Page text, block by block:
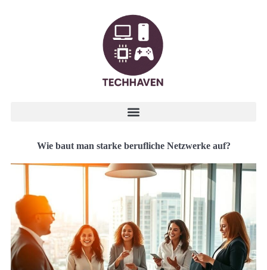
Wie baut man starke berufliche Netzwerke auf?